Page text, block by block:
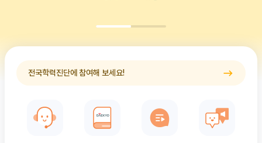
전국학력진단에 참여해 보세요!